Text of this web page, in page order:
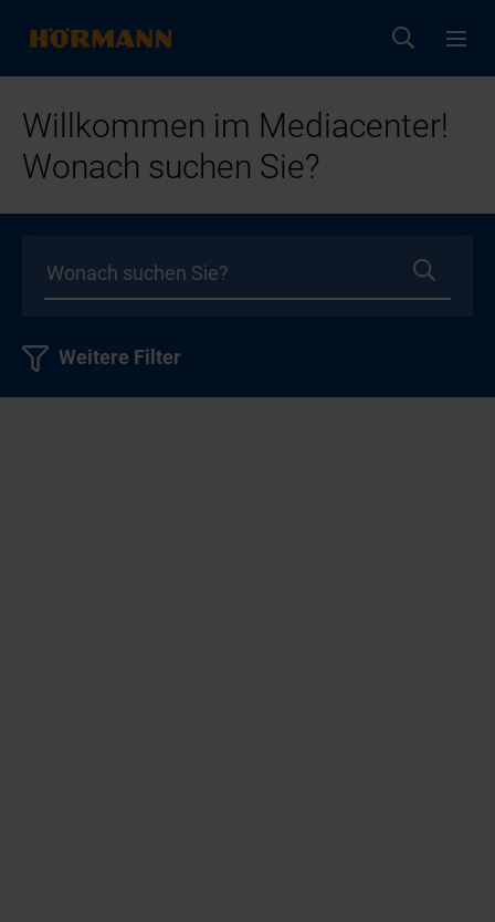
Willkommen im Mediacenter!
Wonach suchen Sie?
Weitere Filter